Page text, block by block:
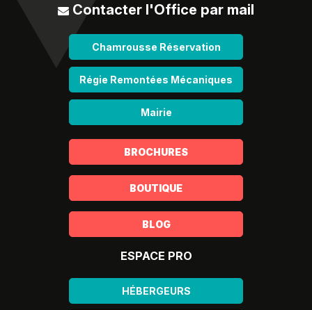
Contacter l'Office par mail
Chamrousse Réservation
Régie Remontées Mécaniques
Mairie
BROCHURES
BOUTIQUE
BLOG
ESPACE PRO
HÉBERGEURS